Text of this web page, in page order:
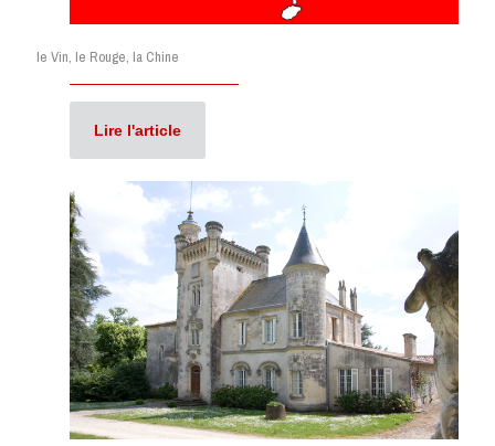
le Vin, le Rouge, la Chine
Lire l'article